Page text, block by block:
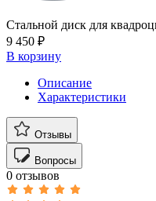
Стальной диск для
9 450 ₽
В корзину
Описание
Характеристики
Отзывы
Вопросы
0 отзывов